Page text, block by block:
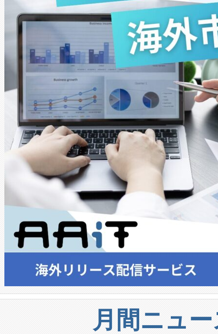
月間ニュ